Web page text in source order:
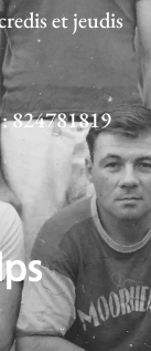
et jeudis
824781819